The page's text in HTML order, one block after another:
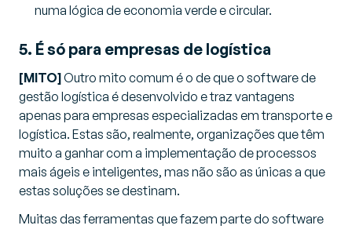
numa lógica de economia verde e circular.
5. É só para empresas de logística
[MITO]Outro mito comum é o de que o software de
gestão logística é desenvolvido e traz vantagens
apenas para empresas especializadas em transporte e
logística. Estas são, realmente, organizações que têm
muito a ganhar com a implementação de processos
mais ágeis e inteligentes, mas não são as únicas a que
estas soluções se destinam.
Muitas das ferramentas que fazem parte do software